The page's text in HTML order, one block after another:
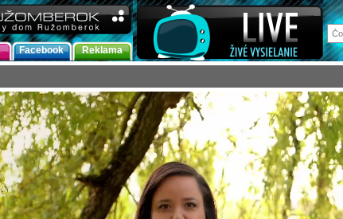
Facebook Reklama